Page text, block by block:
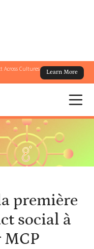
Across Cultures
Learn More
en temps réel sur le
première
social à